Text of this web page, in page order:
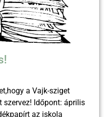
a Vajk-sziget
Időpont: április
az iskola